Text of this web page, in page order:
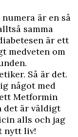
är en så
samma
är ett
medveten om
Så är det.
något med
Metformin
det är väldigt
alls och jag
nytt liv!